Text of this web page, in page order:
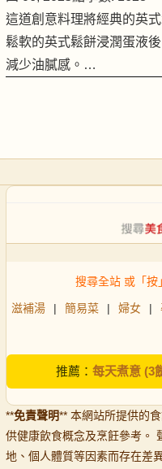
這道創意料理將經典的英
鬆軟的英式鬆餅浸潤蛋液
減少油膩感。…
搜尋全站 或「按
滋補湯 | 簡易菜 | 婦女 |
推薦： 每天煮意 (3
**免責聲明** 本網站所提供的
供健康飲食概念及烹飪參考。
地、個人體質等因素而存在差